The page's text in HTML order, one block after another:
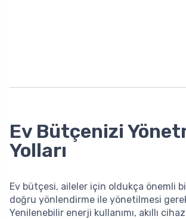
Ev Bütçenizi
Yolları
Ev bütçesi, aileler için oldukça önemli
doğru yönlendirme ile yönetilmesi
Yenilenebilir enerji kullanımı, akıllı